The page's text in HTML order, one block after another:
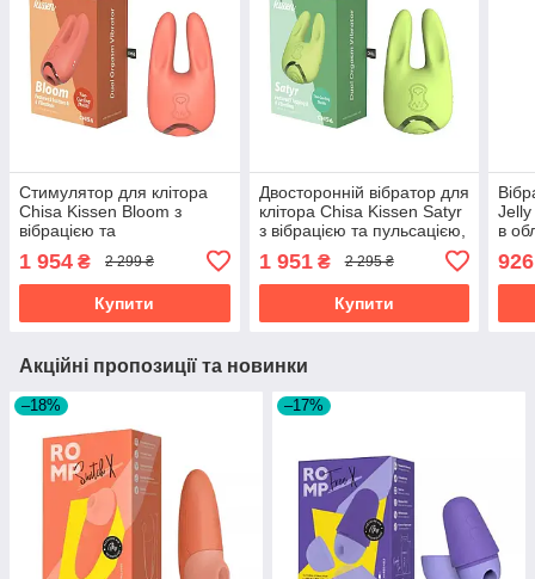
Стимулятор для клітора
Chisa Kissen Bloom з
вібрацією та
помаранчевий
1 954 ₴ 2 299 ₴
Купити
Двосторонній вібратор для
клітора Chisa Kissen Satyr
з вібрацією та пульсацією,
1 951₴ 2 295 ₴
Купити
в
926
Акційні пропозиції та новинки
–18% –17%